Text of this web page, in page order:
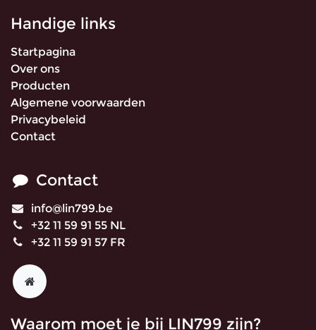
Handige links
Startpagina
Over ons
Producten
Algemene voorwaarden
Privacybeleid
Contact
Contact
info@lin799.be
+32 11 59 91 55 NL
+32 11 59 91 57 FR
Waarom moet je bij LIN799 zijn?